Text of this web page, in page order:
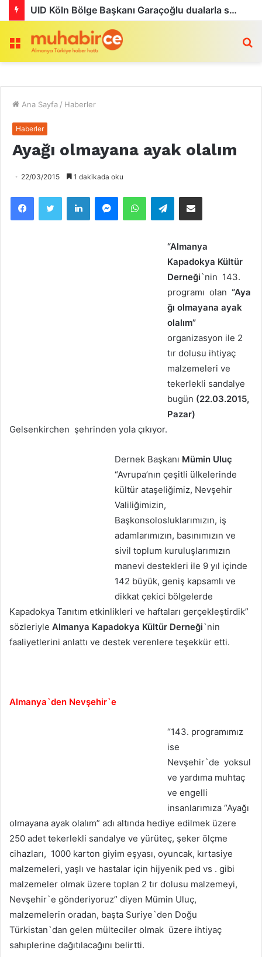
Menü
Ana Sayfa / Haberler
Haberler
Ayağı olmayana ayak olalım
22/03/2015 1 dakikada oku
Telegram
“Almanya
Kapadokya Kültür
Derneği`nin 143.
programı olan “Aya
ğı olmayana ayak
olalım”
organizasyon ile 2
tır dolusu ihtiyaç
malzemeleri ve
tekerlekli sandalye
bugün (22.03.2015,
Pazar)
Gelsenkirchen şehrinden yola çıkıyor.
Dernek Başkanı Mümin Uluç
“Avrupa’nın çeşitli ülkelerinde
kültür ataşeliğimiz, Nevşehir
Valiliğimizin,
Başkonsolosluklarımızın, iş
adamlarımızın, basınımızın ve
sivil toplum kuruluşlarımızın
manevi destekleri ile 9 yıl içinde
142 büyük, geniş kapsamlı ve
dikkat çekici bölgelerde
Kapadokya Tanıtım etkinlikleri ve haftaları gerçekleştirdik”
sözleriyle Almanya Kapadokya Kültür Derneği`nin
faaliyetlerini anlattı ve destek verenlere teşekkür etti.
Almanya`den Nevşehir`e
“143. programımız
ise
Nevşehir`de yoksul
ve yardıma muhtaç
ve engelli
insanlarımıza “Ayağı
olmayana ayak olalım” adı altında hediye edilmek üzere
250 adet tekerlekli sandalye ve yürüteç, şeker ölçme
cihazları, 1000 karton giyim eşyası, oyuncak, kırtasiye
malzemeleri, yaşlı ve hastalar için hijyenik ped vs . gibi
malzemeler olmak üzere toplan 2 tır dolusu malzemeyi,
Nevşehir`e gönderiyoruz” diyen Mümin Uluç,
malzemelerin oradan, başta Suriye`den Doğu
Türkistan`dan gelen mülteciler olmak üzere ihtiyaç
sahıplerine dağıtılacağını belirtti.